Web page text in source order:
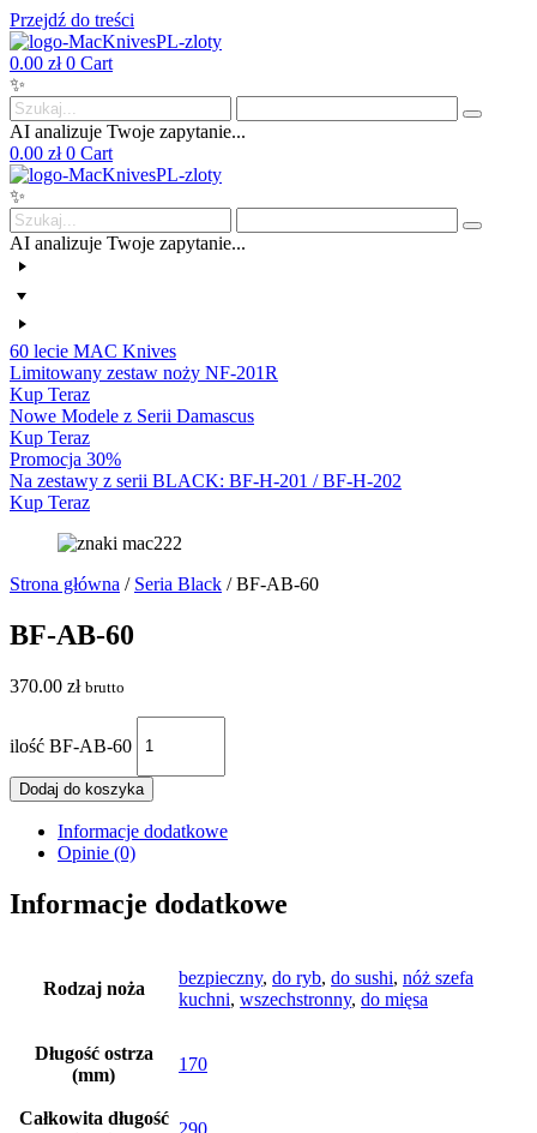
Przejdź do treści
0.00 zł 0 Cart
✨
AI analizuje Twoje zapytanie...
0.00 zł 0 Cart
✨
AI analizuje Twoje zapytanie...
60 lecie MAC Knives
Limitowany zestaw noży NF-201R
Kup Teraz
Nowe Modele z Serii Damascus
Kup Teraz
Promocja 30%
Na zestawy z serii BLACK: BF-H-201 / BF-H-202
Kup Teraz
Strona główna / Seria Black / BF-AB-60
BF-AB-60
370.00 zł brutto
ilość BF-AB-60
Dodaj do koszyka
Informacje dodatkowe
Opinie (0)
Informacje dodatkowe
Rodzaj noża
bezpieczny, do ryb, do sushi, nóż szefa
kuchni, wszechstronny, do mięsa
Długość ostrza
(mm)
170
Całkowita długość
290